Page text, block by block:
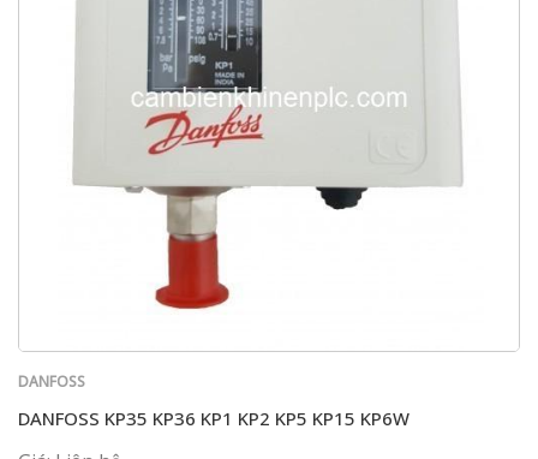
DANFOSS
DANFOSS KP35 KP36 KP1 KP2 KP5 KP15 KP6W